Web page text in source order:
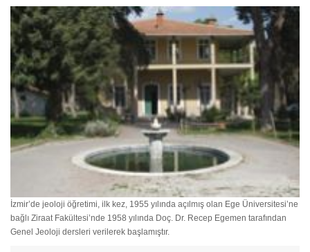
İzmir’de jeoloji öğretimi, ilk kez, 1955 yılında açılmış olan Ege Üniversitesi’ne
bağlı Ziraat Fakültesi’nde 1958 yılında Doç. Dr. Recep Egemen tarafından
Genel Jeoloji dersleri verilerek başlamıştır.